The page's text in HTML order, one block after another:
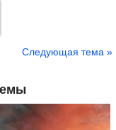
Следующая тема »